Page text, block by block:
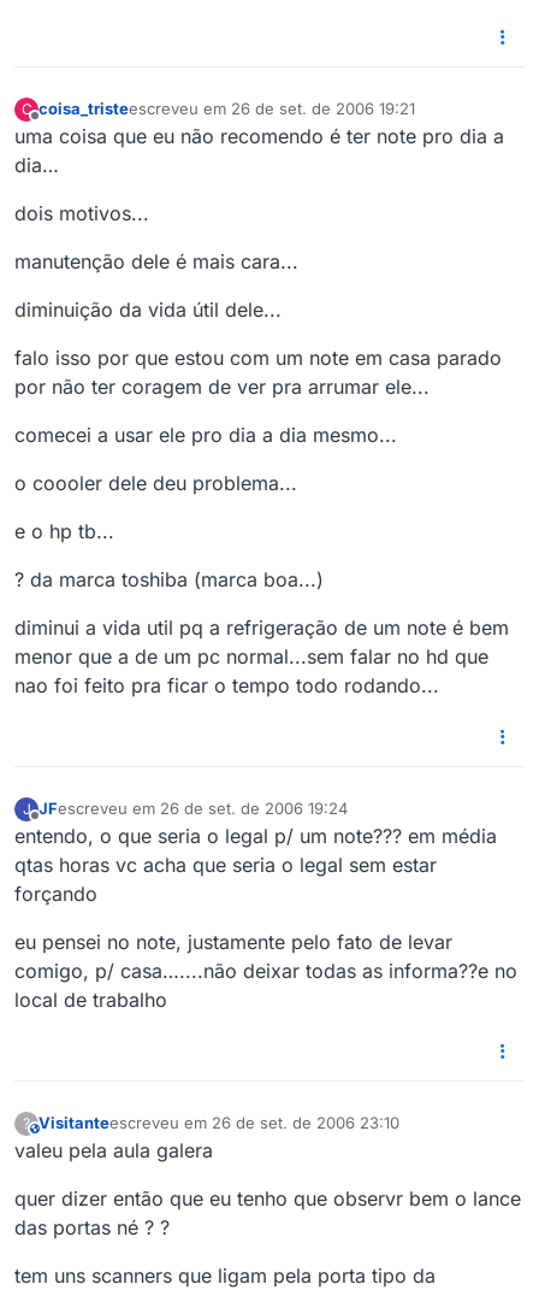
C coisa_tristeescreveu em 26 de set. de 2006 19:21
última edição por
uma coisa que eu não recomendo é ter note pro dia a
dia…
dois motivos...
manutenção dele é mais cara...
diminuição da vida útil dele...
falo isso por que estou com um note em casa parado
por não ter coragem de ver pra arrumar ele...
comecei a usar ele pro dia a dia mesmo...
o coooler dele deu problema...
e o hp tb...
? da marca toshiba (marca boa...)
diminui a vida util pq a refrigeração de um note é bem
menor que a de um pc normal...sem falar no hd que
nao foi feito pra ficar o tempo todo rodando...
J
Offline
JFescreveu em 26 de set. de 2006 19:24
última edição por
entendo, o que seria o legal p/ um note??? em média
qtas horas vc acha que seria o legal sem estar
forçando
eu pensei no note, justamente pelo fato de levar
comigo, p/ casa…....não deixar todas as informa??e no
local de trabalho
?This user is from outside of this forum
Visitanteescreveu em 26 de set. de 2006 23:10
última edição por
valeu pela aula galera
quer dizer então que eu tenho que observr bem o lance
das portas né ? ?
tem uns scanners que ligam pela porta tipo da